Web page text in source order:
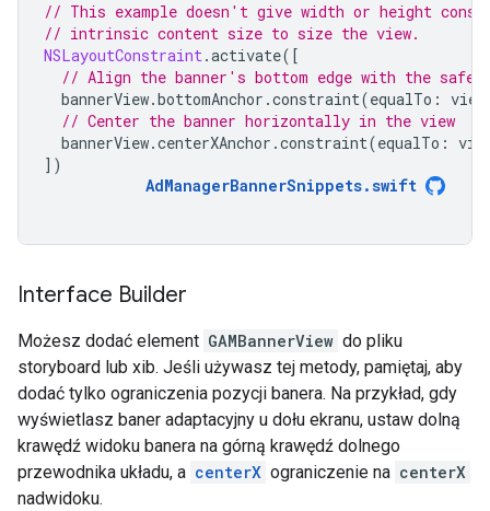
// This example doesn't give width or height
// intrinsic content size to size the view.
NSLayoutConstraint.activate([
// Align the banner's bottom edge with the safe
bannerView.bottomAnchor .constraint(equalTo : view
// Center the banner horizontally in the view
bannerView.centerXAnchor .constraint(equalTo :
])
AdManagerBannerSnippets.swift
Interface Builder
Możesz dodać element GAMBannerView do pliku
storyboard lub xib. Jeśli używasz tej metody, pamiętaj, aby
dodać tylko ograniczenia pozycji banera. Na przykład, gdy
wyświetlasz baner adaptacyjny u dołu ekranu, ustaw dolną
krawędź widoku banera na górną krawędź dolnego
przewodnika układu, a centerX ograniczenie na centerX
nadwidoku.